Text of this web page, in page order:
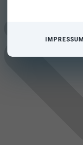
IMPRESSUM